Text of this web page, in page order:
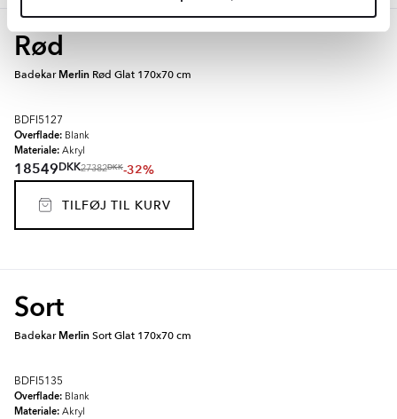
Rød
BadekarMerlin Rød Glat 170x70 cm
BDFI5127
Overflade: Blank
Materiale: Akryl
18549DKK27382DKK-32%
TILFØJ TIL KURV
Sort
BadekarMerlinSort Glat 170x70 cm
BDFI5135
Overflade: Blank
Materiale: Akryl